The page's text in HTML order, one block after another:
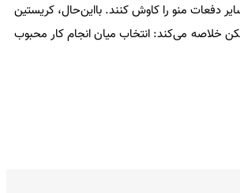
دفعات منو را کاوش کنند. با‌این‌حال، کریستین
خلاصه می‌کند: انتخاب میان انجام کار محبوب